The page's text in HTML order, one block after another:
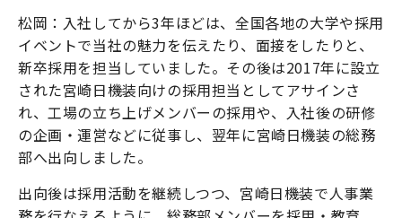
松岡：入社してから3年ほどは、全国各地の大学や採用
イベントで当社の魅力を伝えたり、面接をしたりと、
新卒採用を担当していました。その後は2017年に設立
された宮崎日機装向けの採用担当としてアサインさ
れ、工場の立ち上げメンバーの採用や、入社後の研修
の企画・運営などに従事し、翌年に宮崎日機装の総務
部へ出向しました。
出向後は採用活動を継続しつつ、宮崎日機装で人事業